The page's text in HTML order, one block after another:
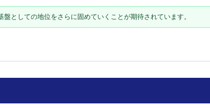
としての地位をさらに固めていくことが期待されています。